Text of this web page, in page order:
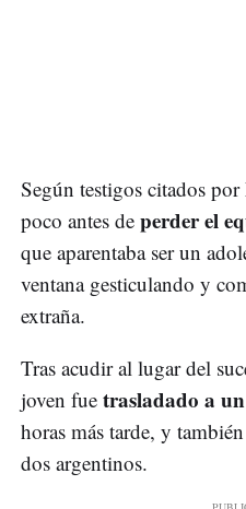
Según testigos citados
poco antes de perder el
que aparentaba ser un
ventana gesticulando y
extraña.
Tras acudir al lugar del
joven fue trasladado a
horas más tarde, y
dos argentinos.